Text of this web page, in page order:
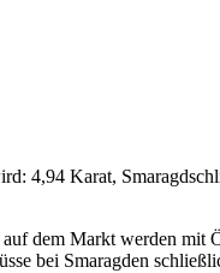
4,94 Karat,
dem Markt werden mit
bei Smaragden